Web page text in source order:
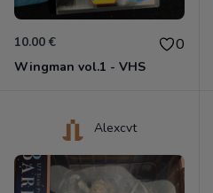
10.00 € 0
Wingman vol.1 - VHS
Alexcvt